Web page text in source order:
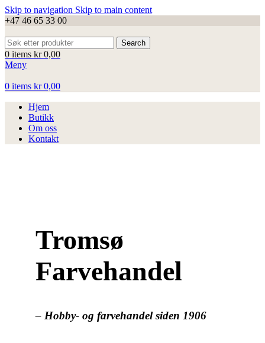
Skip to navigation Skip to main content
+47 46 65 33 00
Search
0 items kr0,00
Meny
0 items kr0,00
Hjem
Butikk
Om oss
Kontakt
Tromsø
Farvehandel
– Hobby- og farvehandel siden 1906